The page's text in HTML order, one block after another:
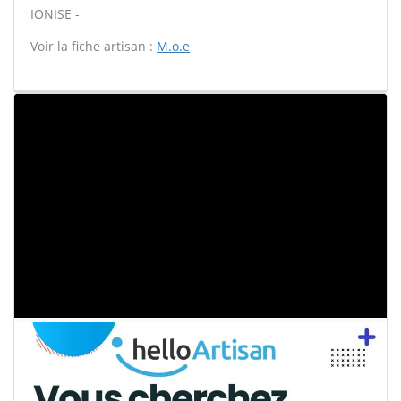
IONISE -
Voir la fiche artisan : M.o.e